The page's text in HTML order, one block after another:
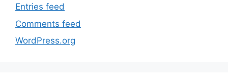
Entries feed
Comments feed
WordPress.org